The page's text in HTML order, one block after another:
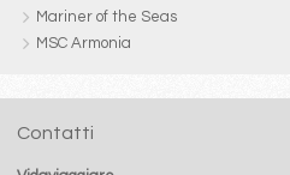
Mariner of the Seas
MSC Armonia
Contatti